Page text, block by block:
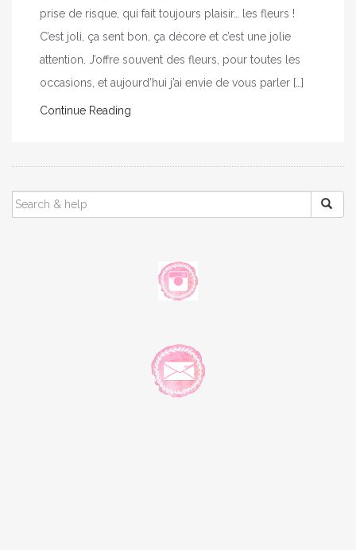
prise de risque, qui fait toujours plaisir… les fleurs !
C’est joli, ça sent bon, ça décore et c’est une jolie
attention. J’offre souvent des fleurs, pour toutes les
occasions, et aujourd’hui j’ai envie de vous parler […]
Continue Reading
SEARCH
FOR: